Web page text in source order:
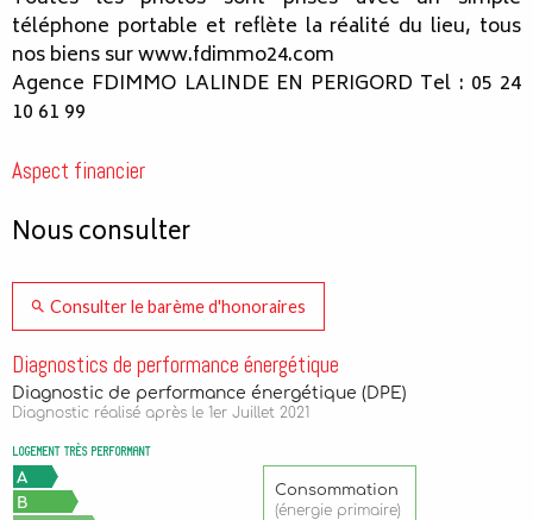
téléphone portable et reflète la réalité du lieu, tous
nos biens sur www.fdimmo24.com
Agence FDIMMO LALINDE EN PERIGORD Tel : 05 24
10 61 99
Aspect financier
Nous consulter
Consulter le barème d'honoraires
Diagnostics de performance énergétique